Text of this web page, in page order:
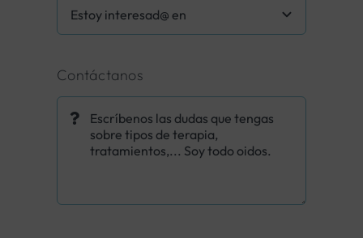
Contáctanos